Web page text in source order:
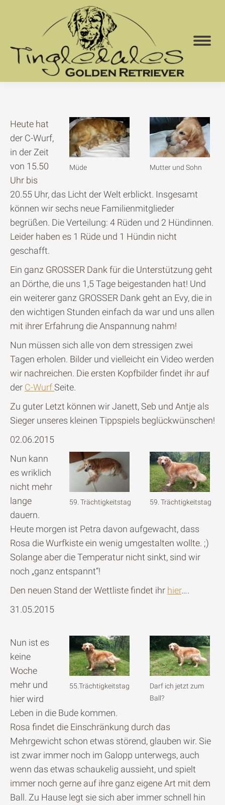
Mutter und Sohn
Müde
Heute hat
der C-Wurf,
in der Zeit
von 15.50
Uhr bis
20.55 Uhr, das Licht der Welt erblickt. Insgesamt
können wir sechs neue Familienmitglieder
begrüßen. Die Verteilung: 4 Rüden und 2 Hündinnen.
Leider haben es 1 Rüde und 1 Hündin nicht
geschafft.
Ein ganz GROSSER Dank für die Unterstützung geht
an Dörthe, die uns 1,5 Tage beigestanden hat! Und
ein weiterer ganz GROSSER Dank geht an Evy, die in
den wichtigen Stunden einfach da war und uns allen
mit ihrer Erfahrung die Anspannung nahm!
Nun müssen sich alle von dem stressigen zwei
Tagen erholen. Bilder und vielleicht ein Video werden
wir nachreichen. Die ersten Kopfbilder findet ihr auf
der C-Wurf Seite.
Zu guter Letzt können wir Janett, Seb und Antje als
Sieger unseres kleinen Tippspiels beglückwünschen!
02.06.2015
59. Trächtigkeitstag
59. Trächtigkeitstag
Nun kann
es wriklich
nicht mehr
lange
dauern.
Heute morgen ist Petra davon aufgewacht, dass
Rosa die Wurfkiste ein wenig umgestalten wollte. ;)
Solange aber die Temperatur nicht sinkt, sind wir
noch „ganz entspannt“!
Den neuen Stand der Wettliste findet ihr hier….
31.05.2015
Darf ich jetzt zum
Ball?
55.Trächtigkeitstag
Nun ist es
keine
Woche
mehr und
hier wird
Leben in die Bude kommen.
Rosa findet die Einschränkung durch das
Mehrgewicht schon etwas störend, glauben wir. Sie
ist zwar immer noch im Galopp unterwegs, auch
wenn das etwas schaukelig aussieht, und spielt
immer noch gerne auf ihre ganz eigene Art mit dem
Ball. Zu Hause legt sie sich aber immer schnell hin